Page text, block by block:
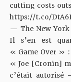
cutting costs
https://t.co/
— The New
Il s’en est
« Game Over » :
« Joe [Cronin]
c’était autorisé